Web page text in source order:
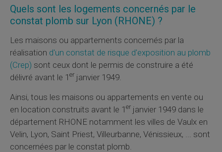
Quels sont les logements concernés par le
constat plomb sur Lyon (RHONE) ?
Les maisons ou appartements concernés par la
réalisation d'un constat de risque d'exposition au plomb
(Crep) sont ceux dont le permis de construire a été
délivré avant le 1 er janvier 1949.
Ainsi, tous les maisons ou appartements en vente ou
en location construits avant le 1 er janvier 1949 dans le
département RHONE notamment les villes de Vaulx en
Velin, Lyon, Saint Priest, Villeurbanne, Vénissieux, ... sont
concernées par le constat plomb.